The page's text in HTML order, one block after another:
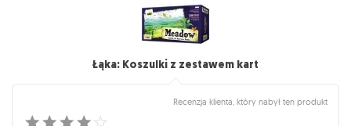
Łąka: Koszulki z zestawem kart
Recenzja klienta, który nabył ten produkt